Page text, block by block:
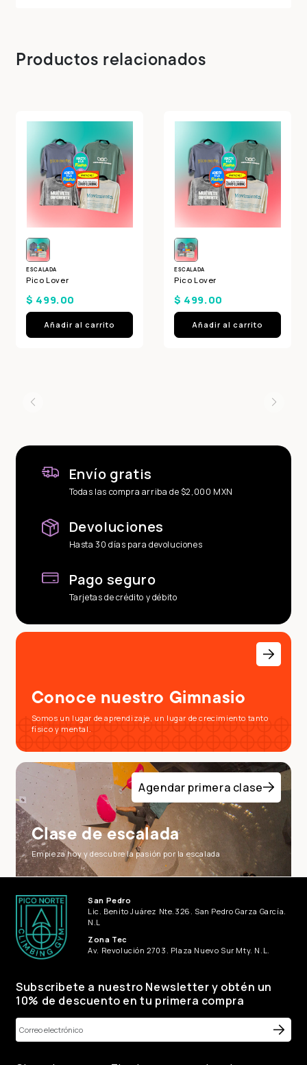
Productos relacionados
ESCALADA
Pico Lover
$ 499.00
Añadir al carrito
ESCALADA
Pico Lover
$ 499.00
Añadir al carrito
Envío gratis
Todas las compra arriba de $2,000 MXN
Devoluciones
Hasta 30 días para devoluciones
Pago seguro
Tarjetas de crédito y débito
Conoce nuestro Gimnasio
Somos un lugar de aprendizaje, un lugar de crecimiento tanto
físico y mental.
Agendar primera clase
Clase de escalada
Empieza hoy y descubre la pasión por la escalada
San Pedro
Lic. Benito Juárez Nte.326. San Pedro Garza García.
N.L
Zona Tec
Av. Revolución 2703. Plaza Nuevo Sur Mty. N.L.
Subscribete a nuestro Newsletter y obtén un
10% de descuento en tu primera compra
Compra ahora y paga a meses
1
2 En tu cuenta de Mercado Pago, elige
la cantidad de meses
y confirma.
3 Paga mes a mes
con saldo disponible,
débito u otros medios.
Crédito sujeto a aprobación.
¿Tienes dudas? Consulta nuestra